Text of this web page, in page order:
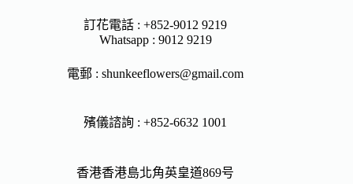
訂花電話 : +852-9012 9219
Whatsapp : 9012 9219
電郵 :shunkeeflowers@gmail.com
殯儀諮詢 : +852-6632 1001
香港香港島北角英皇道869号